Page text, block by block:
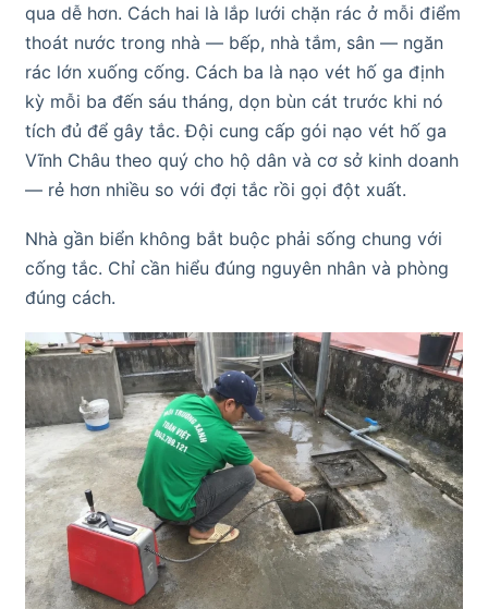
qua dễ hơn. Cách hai là lắp lưới chặn rác ở mỗi điểm
thoát nước trong nhà — bếp, nhà tắm, sân — ngăn
rác lớn xuống cống. Cách ba là nạo vét hố ga định
kỳ mỗi ba đến sáu tháng, dọn bùn cát trước khi nó
tích đủ để gây tắc. Đội cung cấp gói nạo vét hố ga
Vĩnh Châu theo quý cho hộ dân và cơ sở kinh doanh
— rẻ hơn nhiều so với đợi tắc rồi gọi đột xuất.
Nhà gần biển không bắt buộc phải sống chung với
cống tắc. Chỉ cần hiểu đúng nguyên nhân và phòng
đúng cách.